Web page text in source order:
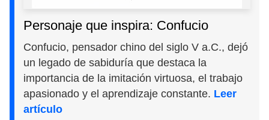
Personaje que inspira: Confucio
Confucio, pensador chino del siglo V a.C., dejó
un legado de sabiduría que destaca la
importancia de la imitación virtuosa, el trabajo
apasionado y el aprendizaje constante. Leer
artículo